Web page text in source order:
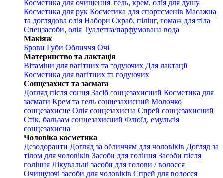
Косметика для очищення: гель, крем, олія для душу
Косметика для рук Косметика для спортсменів Масажна
та доглядова олія Набори Скраб, пілінг, гомаж для тіла
Спецзасоби, олія Туалетна/парфумована вода
Макіяж
Брови Губи Обличчя Очі
Материнство та лактація
Вітаміни для вагітних та годуючих Для лактації
Косметика для вагітних та годуючих
Сонцезахист та засмага
Догляд після сонця Засіб сонцезахисний Косметика для
засмаги Крем та гель сонцезахисний Молочко
сонцезахисне Олія сонцезахисна Спрей сонцезахисний
Стік, бальзам сонцезахисний Флюїд, емульсія
сонцезахисна
Чоловіка косметика
Дезодоранти Догляд за обличчям для чоловіків Догляд за
тілом для чоловіків Засоби для гоління Засоби після
гоління Лікувальні засоби для голови / волосся
Очищуючі засоби для чоловіків Спрей для волосся